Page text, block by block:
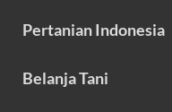
Pertanian Indonesia
Belanja Tani